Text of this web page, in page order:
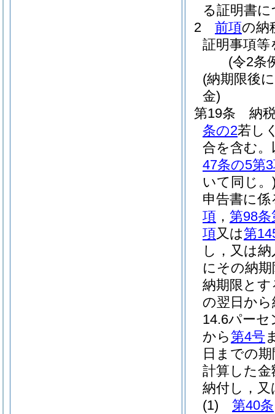
る証明書
2
前項の納
証明事項
(令2条
(納期限後
金)
第19条
納
条の2若し
合を含む
47条の5第
いて同じ。
申告書に
項 ， 第98条
項又は第
し，又は
にその納期
納期限とす
の翌日か
14.6パーセ
から第4号
日までの
計算した
納付し，
(1)
第40条